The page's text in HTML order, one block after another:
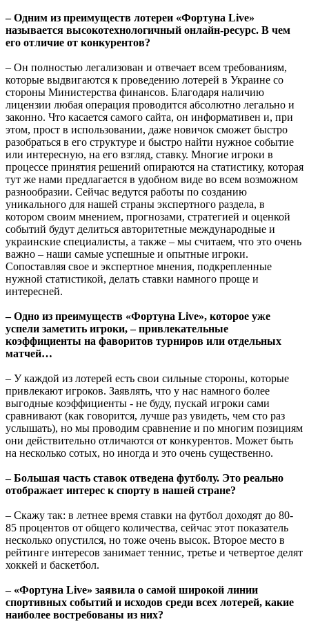
– Одним из преимуществ лотереи «Фортуна Live»
называется высокотехнологичный онлайн-ресурс. В чем
его отличие от конкурентов?
– Он полностью легализован и отвечает всем требованиям,
которые выдвигаются к проведению лотерей в Украине со
стороны Министерства финансов. Благодаря наличию
лицензии любая операция проводится абсолютно легально и
законно. Что касается самого сайта, он информативен и, при
этом, прост в использовании, даже новичок сможет быстро
разобраться в его структуре и быстро найти нужное событие
или интересную, на его взгляд, ставку. Многие игроки в
процессе принятия решений опираются на статистику, которая
тут же нами предлагается в удобном виде во всем возможном
разнообразии. Сейчас ведутся работы по созданию
уникального для нашей страны экспертного раздела, в
котором своим мнением, прогнозами, стратегией и оценкой
событий будут делиться авторитетные международные и
украинские специалисты, а также – мы считаем, что это очень
важно – наши самые успешные и опытные игроки.
Сопоставляя свое и экспертное мнения, подкрепленные
нужной статистикой, делать ставки намного проще и
интересней.
– Одно из преимуществ «Фортуна Live», которое уже
успели заметить игроки, – привлекательные
коэффициенты на фаворитов турниров или отдельных
матчей…
– У каждой из лотерей есть свои сильные стороны, которые
привлекают игроков. Заявлять, что у нас намного более
выгодные коэффициенты - не буду, пускай игроки сами
сравнивают (как говорится, лучше раз увидеть, чем сто раз
услышать), но мы проводим сравнение и по многим позициям
они действительно отличаются от конкурентов. Может быть
на несколько сотых, но иногда и это очень существенно.
– Большая часть ставок отведена футболу. Это реально
отображает интерес к спорту в нашей стране?
– Скажу так: в летнее время ставки на футбол доходят до 80-
85 процентов от общего количества, сейчас этот показатель
несколько опустился, но тоже очень высок. Второе место в
рейтинге интересов занимает теннис, третье и четвертое делят
хоккей и баскетбол.
– «Фортуна Live» заявила о самой широкой линии
спортивных событий и исходов среди всех лотерей, какие
наиболее востребованы из них?